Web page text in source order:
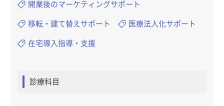
開業後のマーケティングサポート
移転・建て替えサポート 医療法人化サポート
在宅導入指導・支援
診療科目